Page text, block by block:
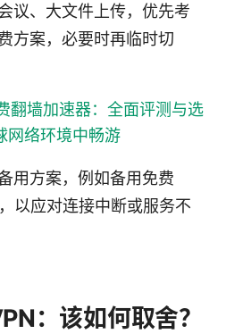
议、大文件上传，优先考
方案，必要时再临时切
翻墙加速器：全面评测与选
网络环境中畅游
用方案，例如备用免费
以应对连接中断或服务不
：该如何取舍？